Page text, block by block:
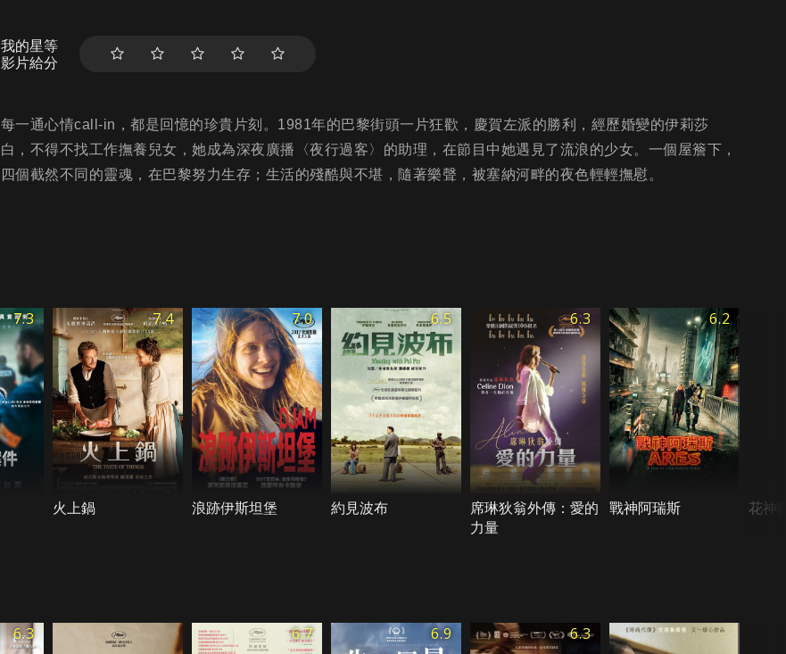
我的星等
影片給分
每一通心情call-in，都是回憶的珍貴片刻。1981年的巴黎街頭一片狂歡，慶賀左派的勝利，經歷婚變的伊莉莎
白，不得不找工作撫養兒女，她成為深夜廣播〈夜行過客〉的助理，在節目中她遇見了流浪的少女。一個屋簷下，
四個截然不同的靈魂，在巴黎努力生存；生活的殘酷與不堪，隨著樂聲，被塞納河畔的夜色輕輕撫慰。
7.3 7.4
火上鍋
7.0
浪跡伊斯坦堡
6.5
約見波布
6.3
席琳狄翁外傳：愛的
力量
6.2
戰神阿瑞斯 花神
6.3 6.7 6.9 6.3